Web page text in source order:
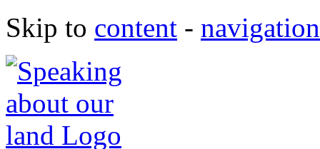
Skip to content - navigation